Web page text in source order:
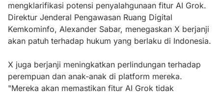
mengklarifikasi potensi penyalahgunaan fitur AI Grok.
Direktur Jenderal Pengawasan Ruang Digital
Kemkominfo, Alexander Sabar, menegaskan X berjanji
akan patuh terhadap hukum yang berlaku di Indonesia.
X juga berjanji meningkatkan perlindungan terhadap
perempuan dan anak-anak di platform mereka.
"Mereka akan memastikan fitur AI Grok tidak